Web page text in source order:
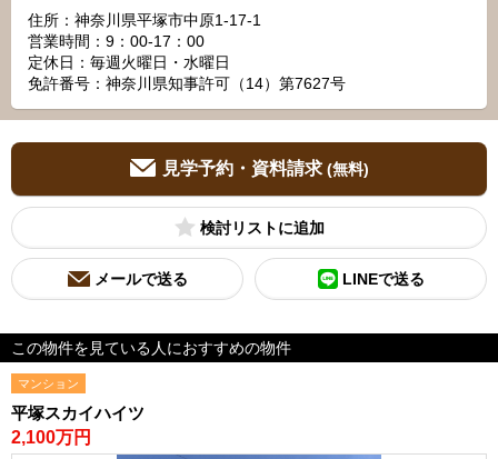
住所：神奈川県平塚市中原1-17-1
営業時間：9：00‐17：00
定休日：毎週火曜日・水曜日
免許番号：神奈川県知事許可（14）第7627号
見学予約・資料請求 (無料)
検討リスト
メールで送る LINEで送る
この物件を見ている人におすすめの物件
マンション
平塚スカイハイツ
2,100万円